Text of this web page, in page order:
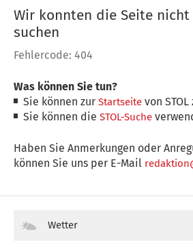
Wir konnten die Seite
suchen
Fehlercode: 404
Was können Sie tun?
Sie können zurStartseite von
Sie können dieSTOL-Suche
Haben Sie Anmerkungen oder
können Sie uns per E-Mail
Wetter